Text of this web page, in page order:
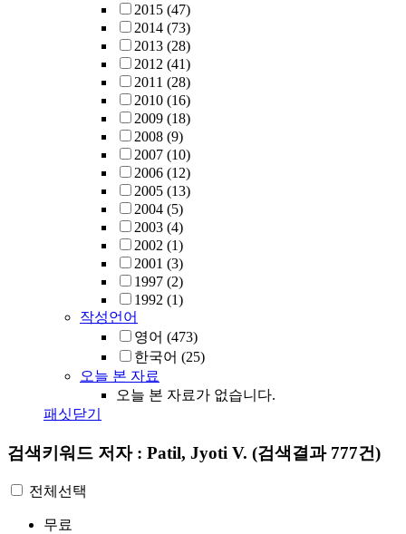
2015 (47)
2014 (73)
2013 (28)
2012 (41)
2011 (28)
2010 (16)
2009 (18)
2008 (9)
2007 (10)
2006 (12)
2005 (13)
2004 (5)
2003 (4)
2002 (1)
2001 (3)
1997 (2)
1992 (1)
작성언어
영어 (473)
한국어 (25)
오늘 본 자료
오늘 본 자료가 없습니다.
패싯닫기
검색키워드 저자 : Patil, Jyoti V. (검색결과 777건)
전체선택
무료